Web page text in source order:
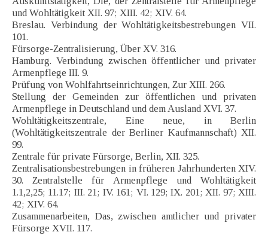
und Wohltätigkeit XII. 97; XIII. 42; XIV. 64.
Breslau. Verbindung der Wohltätigkeitsbestrebungen VII.
101.
Fürsorge-Zentralisierung, Über XV. 316.
Hamburg. Verbindung zwischen öffentlicher und privater
Armenpflege III. 9.
Prüfung von Wohlfahrtseinrichtungen, Zur XIII. 266.
Stellung der Gemeinden zur öffentlichen und privaten
Armenpflege in Deutschland und dem Ausland XVI. 37.
Wohltätigkeitszentrale, Eine neue, in Berlin
(Wohltätigkeitszentrale der Berliner Kaufmannschaft) XII.
99.
Zentrale für private Fürsorge, Berlin, XII. 325.
Zentralisationsbestrebungen in früheren Jahrhunderten XIV.
30. Zentralstelle für Armenpflege und Wohltätigkeit
1.1,2,25; 11.17; III. 21; IV. 161; VI. 129; IX. 201; XII. 97; XIII.
42; XIV. 64.
Zusammenarbeiten, Das, zwischen amtlicher und privater
Fürsorge XVII. 117.